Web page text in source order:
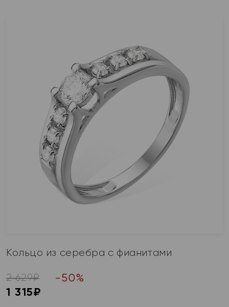
Кольцо из серебра с фианитами
2 629₽ -50%
1 315₽